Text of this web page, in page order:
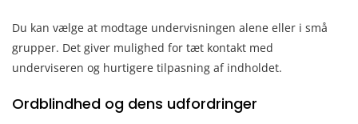
Du kan vælge at modtage undervisningen alene eller i små
grupper. Det giver mulighed for tæt kontakt med
underviseren og hurtigere tilpasning af indholdet.
Ordblindhed og dens udfordringer